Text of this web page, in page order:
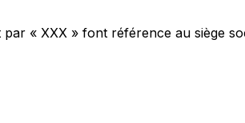
« XXX » font référence au siège